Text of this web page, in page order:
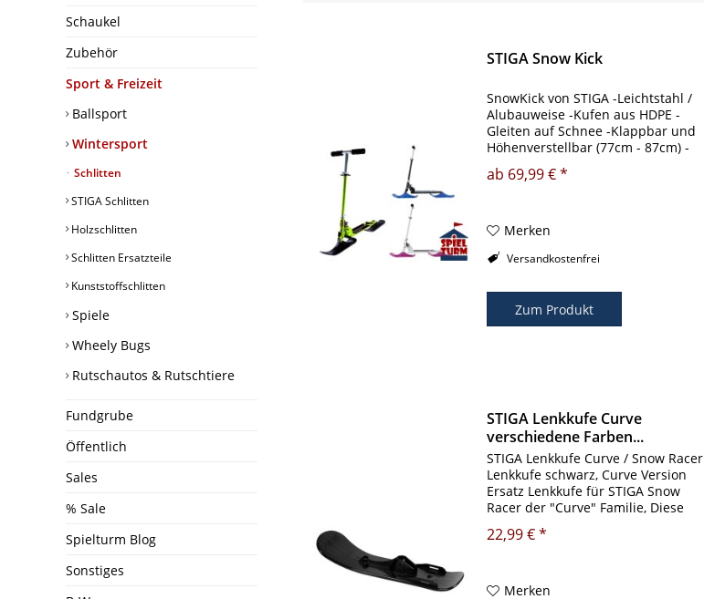
Schaukel
Zubehör
Sport & Freizeit
Ballsport
Wintersport
Schlitten
STIGA Schlitten
Holzschlitten
Schlitten Ersatzteile
Kunststoffschlitten
Spiele
Wheely Bugs
Rutschautos & Rutschtiere
Fundgrube
Öffentlich
Sales
% Sale
Spielturm Blog
Sonstiges
STIGA Snow Kick
SnowKick von STIGA -Leichtstahl /
Alubauweise -Kufen aus HDPE -
Gleiten auf Schnee -Klappbar und
Höhenverstellbar (77cm - 87cm) -
Max. Fahrergewicht: 50 kg Farben:
Rosa, Schwarz oder Grün (bitte oben
ab 69,99 € *
Merken
Versandkostenfrei
Zum Produkt
STIGA Lenkkufe Curve
verschiedene Farben...
STIGA Lenkkufe Curve / Snow Racer
Lenkkufe schwarz, Curve Version
Ersatz Lenkkufe für STIGA Snow
Racer der "Curve" Familie, Diese
Kufe ist auch für das Rückwärts
fahren geeignet Besserer
22,99 € *
Merken